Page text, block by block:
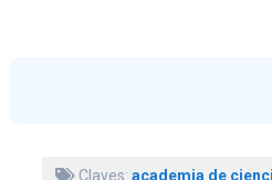
Claves: academia de